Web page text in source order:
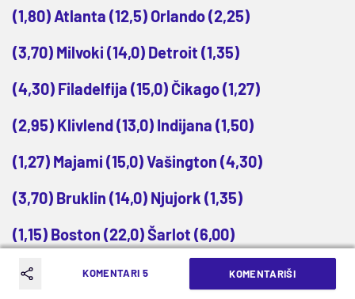
(1,80) Atlanta (12,5) Orlando (2,25)
(3,70) Milvoki (14,0) Detroit (1,35)
(4,30) Filadelfija (15,0) Čikago (1,27)
(2,95) Klivlend (13,0) Indijana (1,50)
(1,27) Majami (15,0) Vašington (4,30)
(3,70) Bruklin (14,0) Njujork (1,35)
(1,15) Boston (22,0) Šarlot (6,00)
Utakmice od 21.30:
KOMENTARI 5 KOMENTARIŠI